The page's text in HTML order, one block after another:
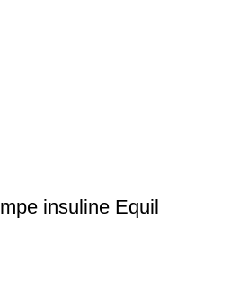
insuline Equil